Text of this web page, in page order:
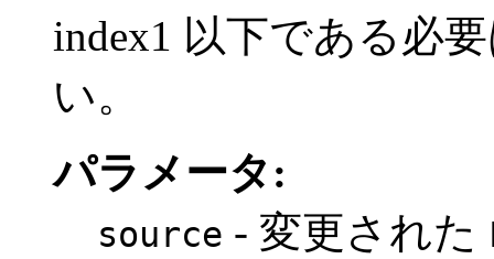
index1 以下である必
い。
パラメータ:
source - 変更された